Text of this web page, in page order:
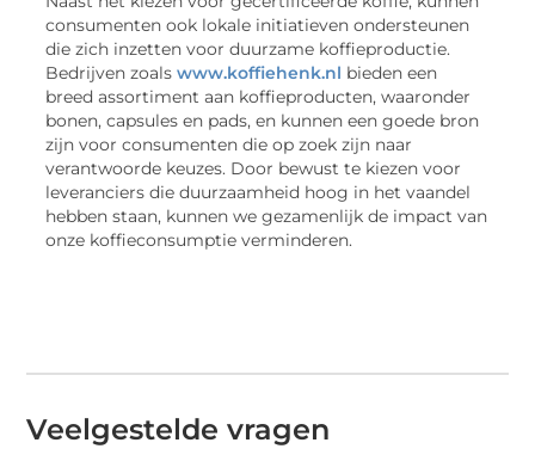
consumenten ook lokale initiatieven ondersteunen
die zich inzetten voor duurzame koffieproductie.
Bedrijven zoalswww.koffiehenk.nl bieden een
breed assortiment aan koffieproducten, waaronder
bonen, capsules en pads, en kunnen een goede bron
zijn voor consumenten die op zoek zijn naar
verantwoorde keuzes. Door bewust te kiezen voor
leveranciers die duurzaamheid hoog in het vaandel
hebben staan, kunnen we gezamenlijk de impact van
onze koffieconsumptie verminderen.
Veelgestelde vragen